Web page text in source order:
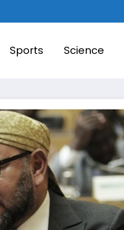
Sports Science